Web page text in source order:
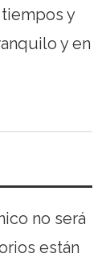
y
y en
no será
están